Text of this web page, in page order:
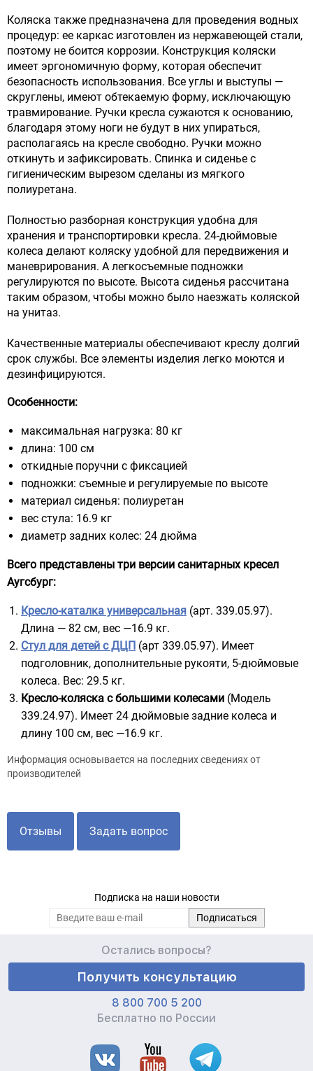
Коляска также предназначена для проведения водных
процедур: ее каркас изготовлен из нержавеющей стали,
поэтому не боится коррозии. Конструкция коляски
имеет эргономичную форму, которая обеспечит
безопасность использования. Все углы и выступы —
скруглены, имеют обтекаемую форму, исключающую
травмирование. Ручки кресла сужаются к основанию,
благодаря этому ноги не будут в них упираться,
располагаясь на кресле свободно. Ручки можно
откинуть и зафиксировать. Спинка и сиденье с
гигиеническим вырезом сделаны из мягкого
полиуретана.
Полностью разборная конструкция удобна для
хранения и транспортировки кресла. 24-дюймовые
колеса делают коляску удобной для передвижения и
маневрирования. А легкосъемные подножки
регулируются по высоте. Высота сиденья рассчитана
таким образом, чтобы можно было наезжать коляской
на унитаз.
Качественные материалы обеспечивают креслу долгий
срок службы. Все элементы изделия легко моются и
дезинфицируются.
Особенности:
максимальная нагрузка: 80 кг
длина: 100 см
откидные поручни с фиксацией
подножки: съемные и регулируемые по высоте
материал сиденья: полиуретан
вес стула: 16.9 кг
диаметр задних колес: 24 дюйма
Всего представлены три версии санитарных кресел
Аугсбург:
Кресло-каталка универсальная (арт. 339.05.97).
Длина — 82 см, вес —16.9 кг.
Стул для детей с ДЦП (арт 339.05.97). Имеет
подголовник, дополнительные рукояти, 5-дюймовые
колеса. Вес: 29.5 кг.
Кресло-коляска с большими колесами (Модель
339.24.97). Имеет 24 дюймовые задние колеса и
длину 100 см, вес —16.9 кг.
Информация основывается на последних сведениях от
производителей
Отзывы Задать вопрос
Подписка на наши новости
Остались вопросы?
Получить консультацию
8 800 700 5 200
Бесплатно по России